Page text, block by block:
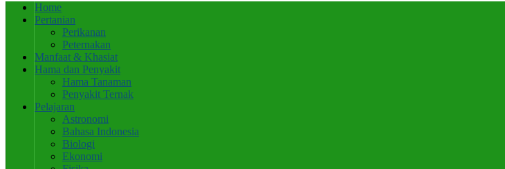
Home
Pertanian
Perikanan
Peternakan
Manfaat & Khasiat
Hama dan Penyakit
Hama Tanaman
Penyakit Ternak
Pelajaran
Astronomi
Bahasa Indonesia
Biologi
Ekonomi